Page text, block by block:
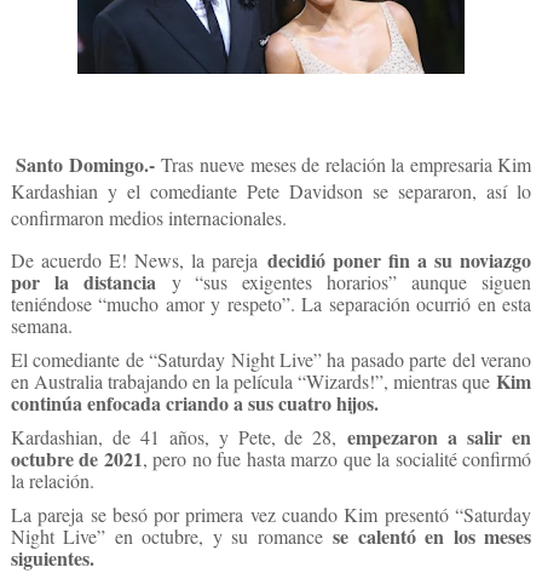
Santo Domingo.-Tras nueve meses de relación la empresaria Kim
Kardashian y el comediante Pete Davidson se separaron, así lo
confirmaron medios internacionales.
De acuerdo E! News, la pareja decidió poner fin a su noviazgo
por la distancia y “sus exigentes horarios” aunque siguen
teniéndose “mucho amor y respeto”. La separación ocurrió en esta
semana.
El comediante de “Saturday Night Live” ha pasado parte del verano
en Australia trabajando en la película “Wizards!”, mientras que Kim
continúa enfocada criando a sus cuatro hijos.
Kardashian, de 41 años, y Pete, de 28, empezaron a salir en
octubre de 2021, pero no fue hasta marzo que la socialité confirmó
la relación.
La pareja se besó por primera vez cuando Kim presentó “Saturday
Night Live” en octubre, y su romancese calentó en los meses
siguientes.